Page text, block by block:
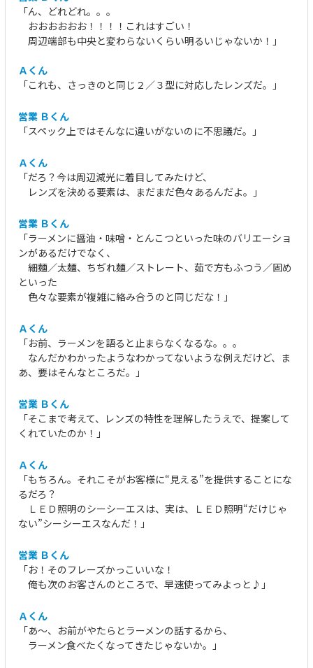
「ん、どれどれ。。。
おおおおおお！！！！これはすごい！
周辺端部も中央と変わらないくらい明るいじゃないか！」
Ａくん
「これも、さっきのと同じ２／３型に対応したレンズだ。」
営業 Ｂくん
「スペック上ではそんなに違いがないのに不思議だ。」
Ａくん
「だろ？今は周辺減光に着目してみたけど、
レンズを決める要素は、まだまだ色々あるんだよ。
」
営業 Ｂくん
「ラーメンに醤油・味噌・とんこつといった味のバリエーショ
ンがあるだけでなく、
細麺／太麺、ちぢれ麺／ストレート、茹で方もふつう／固め
といった
色々な要素が複雑に絡み合うのと同じだな！」
Ａくん
「お前、ラーメンを語ると止まらなくなるな。。。
なんだかわかったようなわかってないような例えだけど、ま
あ、要はそんなところだ。」
営業 Ｂくん
「そこまで考えて、レンズの特性を理解したうえで、提案して
くれていたのか！」
Ａくん
「もちろん。それこそがお客様に“見える”を提供することにな
るだろ？
ＬＥＤ照明のシーシーエスは、実は、ＬＥＤ照明“だけじゃ
ない”シーシーエスなんだ！」
営業 Ｂくん
「お！そのフレーズかっこいいな！
俺も次のお客さんのところで、早速使ってみよっと♪」
Ａくん
「あ～、お前がやたらとラーメンの話するから、
ラーメン食べたくなってきたじゃないか。」